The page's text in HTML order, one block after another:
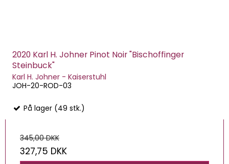
2020 Karl H. Johner Pinot Noir "Bischoffinger
Steinbuck"
Karl H. Johner - Kaiserstuhl
JOH-20-ROD-03
På lager (49 stk.)
345,00 DKK
327,75 DKK